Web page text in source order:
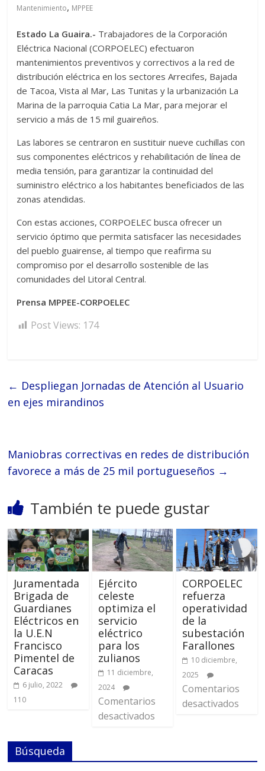
Mantenimiento, MPPEE
Estado La Guaira.- Trabajadores de la Corporación
Eléctrica Nacional (CORPOELEC) efectuaron
mantenimientos preventivos y correctivos a la red de
distribución eléctrica en los sectores Arrecifes, Bajada
de Tacoa, Vista al Mar, Las Tunitas y la urbanización La
Marina de la parroquia Catia La Mar, para mejorar el
servicio a más de 15 mil guaireños.
Las labores se centraron en sustituir nueve cuchillas con
sus componentes eléctricos y rehabilitación de línea de
media tensión, para garantizar la continuidad del
suministro eléctrico a los habitantes beneficiados de las
zonas atendidas.
Con estas acciones, CORPOELEC busca ofrecer un
servicio óptimo que permita satisfacer las necesidades
del pueblo guairense, al tiempo que reafirma su
compromiso por el desarrollo sostenible de las
comunidades del Litoral Central.
Prensa MPPEE-CORPOELEC
Post Views: 174
← Despliegan Jornadas de Atención al Usuario
en ejes mirandinos
Maniobras correctivas en redes de distribución
favorece a más de 25 mil portugueseños →
También te puede gustar
Juramentada
Brigada de
Guardianes
Eléctricos en
la U.E.N
Francisco
Pimentel de
Caracas
6 julio, 2022
110
Ejército
celeste
optimiza el
servicio
eléctrico
para los
zulianos
11 diciembre,
2024
Comentarios
desactivados
CORPOELEC
refuerza
operatividad
de la
subestación
Farallones
10 diciembre,
2025
Comentarios
desactivados
Búsqueda